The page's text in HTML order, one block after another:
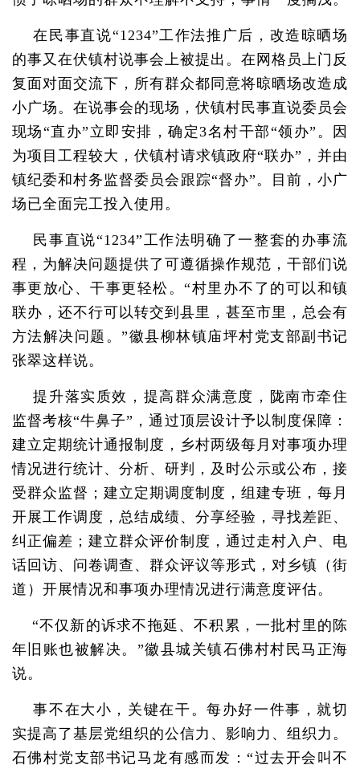
在民事直说“1234”工作法推广后，改造晾晒场
的事又在伏镇村说事会上被提出。在网格员上门反
复面对面交流下，所有群众都同意将晾晒场改造成
小广场。在说事会的现场，伏镇村民事直说委员会
现场“直办”立即安排，确定3名村干部“领办”。因
为项目工程较大，伏镇村请求镇政府“联办”，并由
镇纪委和村务监督委员会跟踪“督办”。目前，小广
场已全面完工投入使用。
民事直说“1234”工作法明确了一整套的办事流
程，为解决问题提供了可遵循操作规范，干部们说
事更放心、干事更轻松。“村里办不了的可以和镇
联办，还不行可以转交到县里，甚至市里，总会有
方法解决问题。”徽县柳林镇庙坪村党支部副书记
张翠这样说。
提升落实质效，提高群众满意度，陇南市牵住
监督考核“牛鼻子”，通过顶层设计予以制度保障：
建立定期统计通报制度，乡村两级每月对事项办理
情况进行统计、分析、研判，及时公示或公布，接
受群众监督；建立定期调度制度，组建专班，每月
开展工作调度，总结成绩、分享经验，寻找差距、
纠正偏差；建立群众评价制度，通过走村入户、电
话回访、问卷调查、群众评议等形式，对乡镇（街
道）开展情况和事项办理情况进行满意度评估。
“不仅新的诉求不拖延、不积累，一批村里的陈
年旧账也被解决。”徽县城关镇石佛村村民马正海
说。
事不在大小，关键在干。每办好一件事，就切
实提高了基层党组织的公信力、影响力、组织力。
石佛村党支部书记马龙有感而发：“过去开会叫不